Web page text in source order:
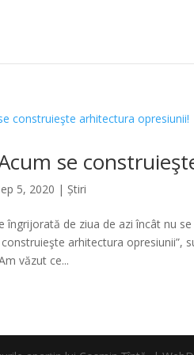
se
5, 2020 |Știri
îngrijorată de ziua de azi încât nu
arhitectura opresiunii”,
văzut ce...